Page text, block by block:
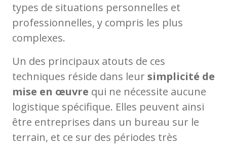
types de situations personnelles et
professionnelles, y compris les plus
complexes.
Un des principaux atouts de ces
techniques réside dans leur simplicité de
mise en œuvre qui ne nécessite aucune
logistique spécifique. Elles peuvent ainsi
être entreprises dans un bureau sur le
terrain, et ce sur des périodes très